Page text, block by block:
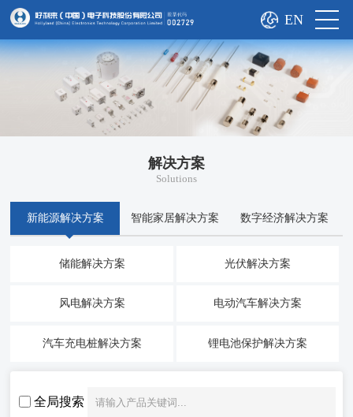
EN
解决方案
Solutions
新能源解决方案 智能家居解决方案 数字经济解决方案
储能解决方案 光伏解决方案
风电解决方案 电动汽车解决方案
汽车充电桩解决方案 锂电池保护解决方案
全局搜索